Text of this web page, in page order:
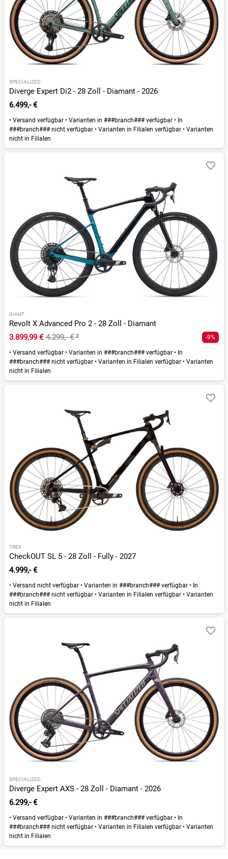
SPECIALIZED
Diverge Expert Di2 - 28 Zoll - Diamant - 2026
6.499,- €
• Versand verfügbar • Varianten in ###branch### verfügbar • In
###branch### nicht verfügbar • Varianten in Filialen verfügbar • Varianten
nicht in Filialen
GIANT
Revolt X Advanced Pro 2 - 28 Zoll - Diamant
3.899,99 € 4.299,- €² -9%
• Versand verfügbar • Varianten in ###branch### verfügbar • In
###branch### nicht verfügbar • Varianten in Filialen verfügbar • Varianten
nicht in Filialen
TREK
CheckOUT SL 5 - 28 Zoll - Fully - 2027
4.999,- €
• Versand nicht verfügbar • Varianten in ###branch### verfügbar • In
###branch### nicht verfügbar • Varianten in Filialen verfügbar • Varianten
nicht in Filialen
SPECIALIZED
Diverge Expert AXS - 28 Zoll - Diamant - 2026
6.299,- €
• Versand verfügbar • Varianten in ###branch### verfügbar • In
###branch### nicht verfügbar • Varianten in Filialen verfügbar • Varianten
nicht in Filialen